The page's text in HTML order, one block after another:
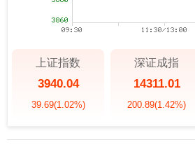
上证指数
3940.04
39.69(1.02%)
深证成指
14311.01
200.89(1.42%)